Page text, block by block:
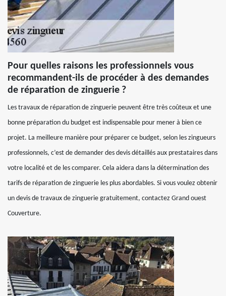
Pour quelles raisons les professionnels vous
recommandent-ils de procéder à des demandes
de réparation de zinguerie ?
Les travaux de réparation de zinguerie peuvent être très coûteux et une
bonne préparation du budget est indispensable pour mener à bien ce
projet. La meilleure manière pour préparer ce budget, selon les zingueurs
professionnels, c’est de demander des devis détaillés aux prestataires dans
votre localité et de les comparer. Cela aidera dans la détermination des
tarifs de réparation de zinguerie les plus abordables. Si vous voulez obtenir
un devis de travaux de zinguerie gratuitement, contactez Grand ouest
Couverture.